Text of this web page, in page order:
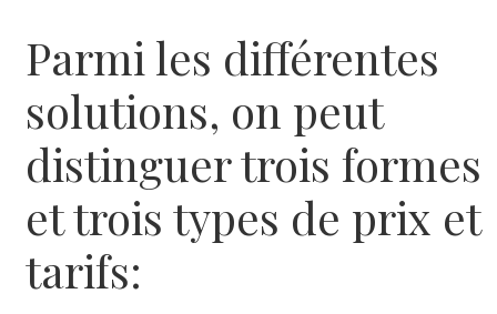
Parmi les différentes
solutions, on peut
distinguer trois formes
et trois types de prix et
tarifs: